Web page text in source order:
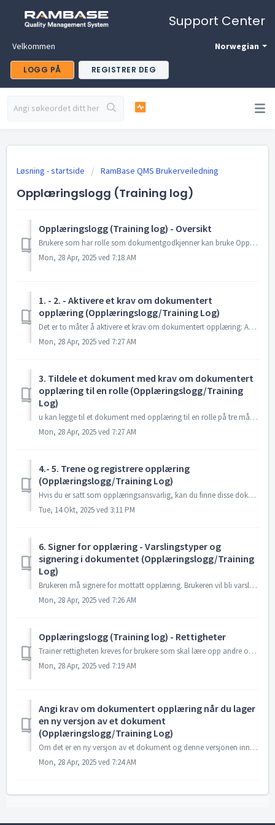
Support Center
Norwegian
Velkommen
LOGG PÅ REGISTRER DEG
Løsning - startside RamBase QMS Brukerveiledning
Opplæringslogg (Training log)
Opplæringslogg (Training log) - Oversikt
Brukere som har rolle som dokumentgodkjenner kan bruke Opplæringsloggen til å sjekke og verifisere at alle ansatte har den kunnskapen som kreves for sin rol...
Mon, 28 Apr, 2025 ved 7:18 AM
1. - 2. - Aktivere et krav om dokumentert
opplæring (Opplæringslogg/Training Log)
Det er to måter å aktivere et krav om dokumentert opplæring: Aktiver krav om dokumentert opplæring når du godkjenner et dokument Aktiver eller deaktiver ...
Mon, 28 Apr, 2025 ved 7:27 AM
3. Tildele et dokument med krav om dokumentert
opplæring til en rolle (Opplæringslogg/Training
Log)
u kan legge til et dokument med opplæring til en rolle på tre måter: Fra dokumentet Fra rollen I godkjenningsprosessen av nytt dokument eller ny versjon...
Mon, 28 Apr, 2025 ved 7:27 AM
4.- 5. Trene og registrere opplæring
(Opplæringslogg/Training Log)
Hvis du er satt som opplæringsansvarlig, kan du finne disse dokumentene i Mine dokumenter. Utfør opplæringen. Når opplæringen er fullført, registrer fullf...
Tue, 14 Okt, 2025 ved 3:11 PM
6. Signer for opplæring - Varslingstyper og
signering i dokumentet (Opplæringslogg/Training
Log)
Brukeren må signere for mottatt opplæring. Brukeren vil bli varslet om at signering kreves: Varslingstyper Via epost som inkluderer dokumentet som skal l...
Mon, 28 Apr, 2025 ved 7:26 AM
Opplæringslogg (Training log) - Rettigheter
Trainer rettigheten kreves for brukere som skal lære opp andre og kan tildeles til: Alle avdelinger Brukeravdeling Utvalgte avdelinger Individuelle bru...
Mon, 28 Apr, 2025 ved 7:19 AM
Angi krav om dokumentert opplæring når du lager
en ny versjon av et dokument
(Opplæringslogg/Training Log)
Om det er en ny versjon av et dokument og denne versjonen inneholder betydelige endringer, kan godkjenneren velge å klikke på Ny opplæring kreves. Dette gjø...
Mon, 28 Apr, 2025 ved 7:24 AM